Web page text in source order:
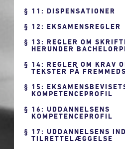
11: DISPENSATIONER
12: EKSAMENSREGLER
13: REGLER OM
HERUNDER
14: REGLER OM KRAV
TEKSTER PÅ
15:
KOMPETENCEPROFIL
16: UDDANNELSENS
KOMPETENCEPROFIL
17: UDDANNELSENS
TILRETTELÆGGELSE